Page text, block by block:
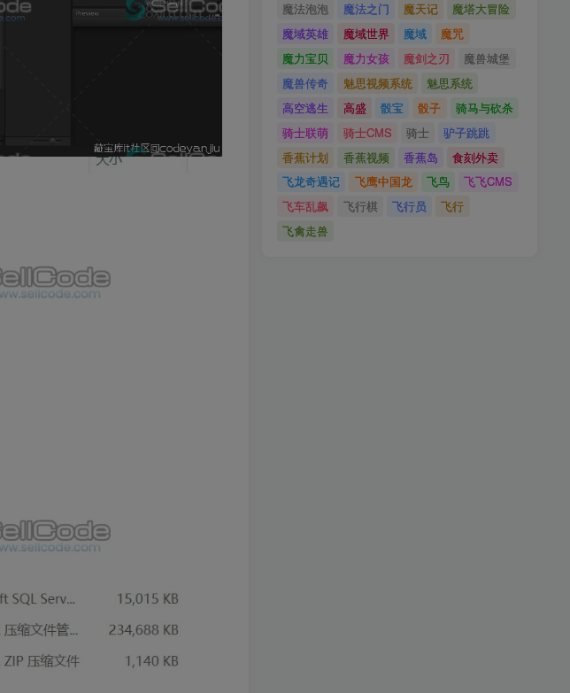
魔法泡泡
魔法之门 魔天记
魔塔大冒险
魔域英雄
魔域世界 魔域
魔咒
魔力宝贝
魔力女孩 魔剑之刃
魔兽城堡
魔兽传奇
魅思视频系统
魅思系统
高空逃生
高盛 骰宝 骰子
骑马与砍杀
骑士联萌
骑士CMS 骑士
驴子跳跳
香蕉计划
香蕉视频 香蕉岛
食刻外卖
飞龙奇遇记
飞鹰中国龙 飞鸟
飞飞CMS
飞车乱飙
飞行棋 飞行员
飞行
飞禽走兽